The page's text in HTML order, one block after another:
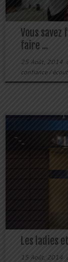
Vous savez
faire ...
25 Août, 2014
confiance/
Les ladies
15 Août, 2014